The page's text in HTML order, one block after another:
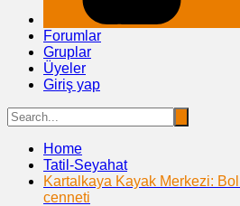
Forumlar
Gruplar
Üyeler
Giriş yap
Home
Tatil-Seyahat
Kartalkaya Kayak Merkezi:
cenneti